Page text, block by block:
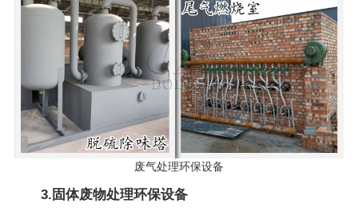
废气处理环保设备
3.固体废物处理环保设备